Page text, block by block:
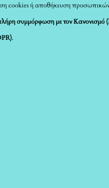
cookies ή αποθήκευση
συμμόρφωση με τον Κανονισμό
.